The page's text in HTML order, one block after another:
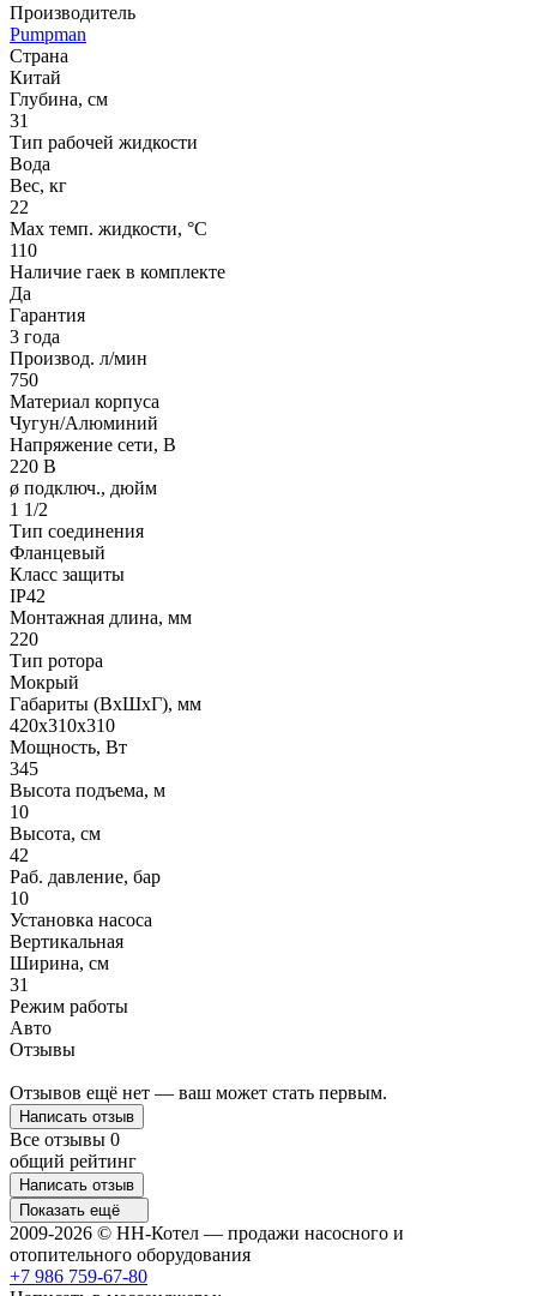
Производитель
Pumpman
Страна
Китай
Глубина, см
31
Тип рабочей жидкости
Вода
Вес, кг
22
Max темп. жидкости, °С
110
Наличие гаек в комплекте
Да
Гарантия
3 года
Производ. л/мин
750
Материал корпуса
Чугун/Алюминий
Напряжение сети, В
220 В
ø подключ., дюйм
1 1/2
Тип соединения
Фланцевый
Класс защиты
IP42
Монтажная длина, мм
220
Тип ротора
Мокрый
Габариты (ВхШхГ), мм
420х310х310
Мощность, Вт
345
Высота подъема, м
10
Высота, см
42
Раб. давление, бар
10
Установка насоса
Вертикальная
Ширина, см
31
Режим работы
Авто
Отзывы
Отзывов ещё нет — ваш может стать первым.
Написать отзыв
Все отзывы 0
общий рейтинг
Написать отзыв
Показать ещё
2009-2026 © НН-Котел — продажи насосного и
отопительного оборудования
+7 986 759-67-80